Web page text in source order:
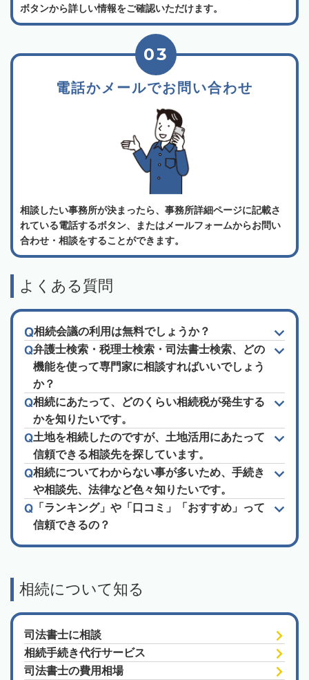
ボタンから詳しい情報をご確認いただけます。
電話かメールでお問い合わせ
03
相談したい事務所が決まったら、事務所詳細ページに記載さ
れている電話するボタン、またはメールフォームからお問い
合わせ・相談をすることができます。
よくある質問
相続会議の利用は無料でしょうか？
弁護士検索・税理士検索・司法書士検索、どの
機能を使って専門家に相談すればいいでしょう
か？
相続にあたって、どのくらい相続税が発生する
かを知りたいです。
土地を相続したのですが、土地活用にあたって
信頼できる相談先を探しています。
相続についてわからない事が多いため、手続き
や相談先、法律など色々知りたいです。
「ランキング」や「口コミ」「おすすめ」って
信頼できるの？
相続について知る
司法書士に相談
相続手続き代行サービス
司法書士の費用相場